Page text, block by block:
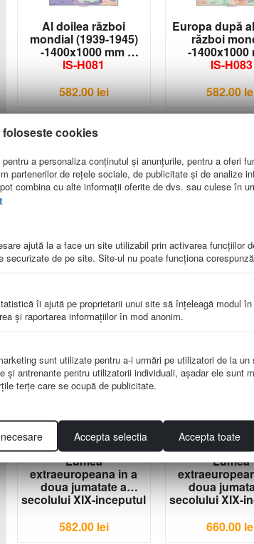
Al doilea război
mondial (1939-1945)
-1400x1000 mm
IS-H081
582.00lei
Europa după
război
-1400x1000
IS-H083
582.00
Conflicte armate dupa
al doilea razboi
mondial -1400x1000
582.00lei
Conflicte
al doilea
mondial -
660.00
Lumea
extraeuropeana in a
doua jumatate a
secolului XIX-inceputul
-1400x1000 mm
582.00 lei
Lumea
doua
secolului XIX-
-1600x1200
660.00
cookies
a personaliza conținutul și anunțurile, pentru a oferi
partenerilor de rețele sociale, de publicitate și de analize
combina cu alte informații oferite de dvs. sau culese în
ajută la a face un site utilizabil prin activarea funcţiilor
securizate de pe site. Site-ul nu poate funcţiona
îi ajută pe proprietarii unui site să înţeleagă modul
şi raportarea informaţiilor în mod anonim.
sunt utilizate pentru a-i urmări pe utilizatori de la
şi antrenante pentru utilizatorii individuali, aşadar ele sunt
terţe care se ocupă de publicitate.
Accepta selectia Accepta toate